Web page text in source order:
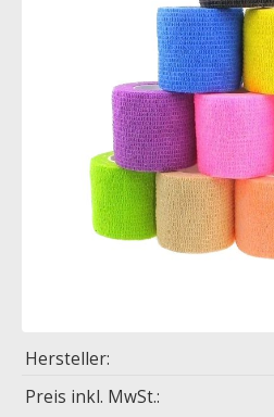
Hersteller:
Preis inkl. MwSt.: